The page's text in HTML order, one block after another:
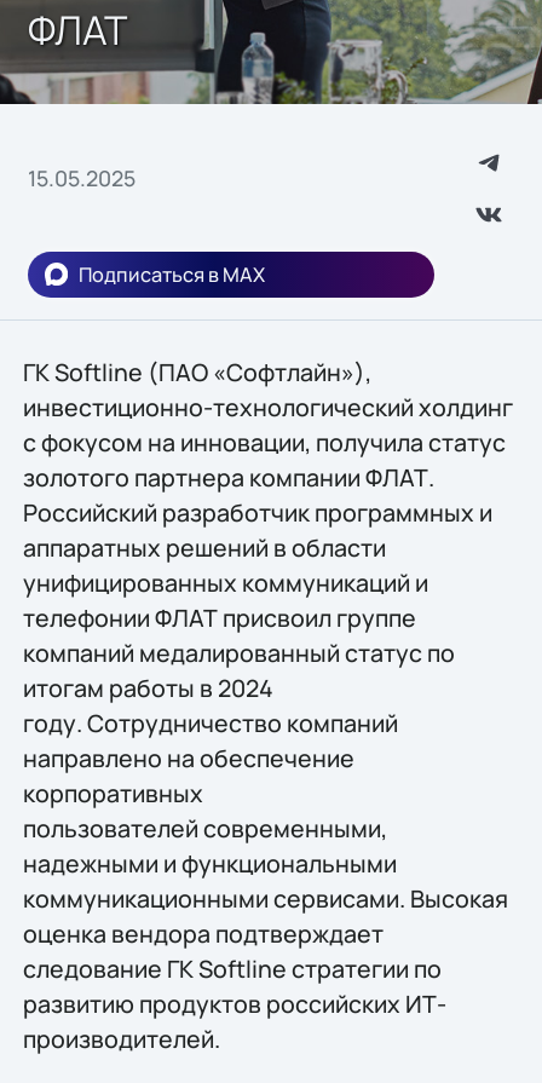
ФЛАТ
15.05.2025
Подписаться в MAX
ГК Softline (ПАО «Софтлайн»),
инвестиционно-технологический холдинг
с фокусом на инновации, получила статус
золотого партнера компании ФЛАТ.
Российский разработчик программных и
аппаратных решений в области
унифицированных коммуникаций и
телефонии ФЛАТ присвоил группе
компаний медалированный статус по
итогам работы в 2024
году. Сотрудничество компаний
направлено на обеспечение
корпоративных
пользователей современными,
надежными и функциональными
коммуникационными сервисами. Высокая
оценка вендора подтверждает
следование ГК Softline стратегии по
развитию продуктов российских ИТ-
производителей.